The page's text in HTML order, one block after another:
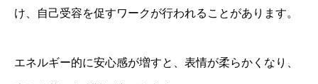
け、自己受容を促すワークが行われることがあります。
エネルギー的に安心感が増すと、表情が柔らかくなり、